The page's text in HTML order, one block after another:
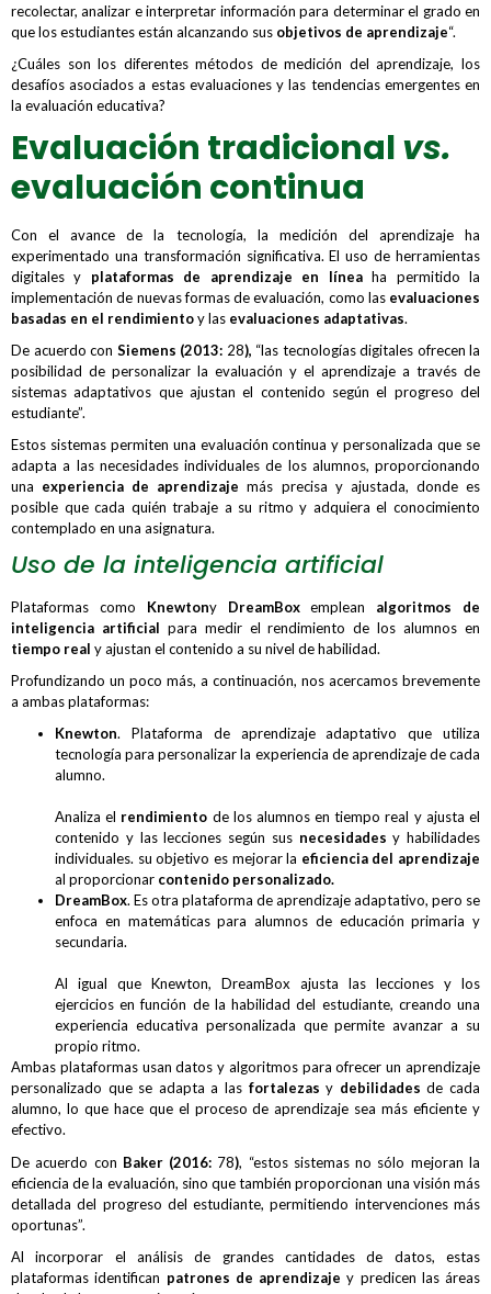
recolectar, analizar e interpretar información para determinar el grado en
que los estudiantes están alcanzando sus objetivos de aprendizaje“.
¿Cuáles son los diferentes métodos de medición del aprendizaje, los
desafíos asociados a estas evaluaciones y las tendencias emergentes en
la evaluación educativa?
Evaluación tradicionalvs.
evaluación continua
Con el avance de la tecnología, la medición del aprendizaje ha
experimentado una transformación significativa. El uso de herramientas
digitales y plataformas de aprendizaje en líneaha permitido la
implementación de nuevas formas de evaluación, como las evaluaciones
basadas en el rendimientoy las evaluaciones adaptativas.
De acuerdo con Siemens (2013: 28), “las tecnologías digitales ofrecen la
posibilidad de personalizar la evaluación y el aprendizaje a través de
sistemas adaptativos que ajustan el contenido según el progreso del
estudiante”.
Estos sistemas permiten una evaluación continua y personalizada que se
adapta a las necesidades individuales de los alumnos, proporcionando
una experiencia de aprendizaje más precisa y ajustada, donde es
posible que cada quién trabaje a su ritmo y adquiera el conocimiento
contemplado en una asignatura.
Uso de la inteligencia artificial
Plataformas como KnewtonyDreamBoxemplean algoritmos de
inteligencia artificial para medir el rendimiento de los alumnos en
tiempo real y ajustan el contenido a su nivel de habilidad.
Profundizando un poco más, a continuación, nos acercamos brevemente
a ambas plataformas:
Knewton. Plataforma de aprendizaje adaptativo que utiliza
tecnología para personalizar la experiencia de aprendizaje de cada
alumno.
Analiza el rendimiento de los alumnos en tiempo real y ajusta el
contenido y las lecciones según sus necesidades y habilidades
individuales. su objetivo es mejorar la eficiencia del aprendizaje
al proporcionar contenido personalizado.
DreamBox. Es otra plataforma de aprendizaje adaptativo, pero se
enfoca en matemáticas para alumnos de educación primaria y
secundaria.
Al igual que Knewton, DreamBox ajusta las lecciones y los
ejercicios en función de la habilidad del estudiante, creando una
experiencia educativa personalizada que permite avanzar a su
propio ritmo.
Ambas plataformas usan datos y algoritmos para ofrecer un aprendizaje
personalizado que se adapta a las fortalezas y debilidades de cada
alumno, lo que hace que el proceso de aprendizaje sea más eficiente y
efectivo.
De acuerdo con Baker (2016: 78), “estos sistemas no sólo mejoran la
eficiencia de la evaluación, sino que también proporcionan una visión más
detallada del progreso del estudiante, permitiendo intervenciones más
oportunas”.
Al incorporar el análisis de grandes cantidades de datos, estas
plataformas identifican patrones de aprendizaje y predicen las áreas